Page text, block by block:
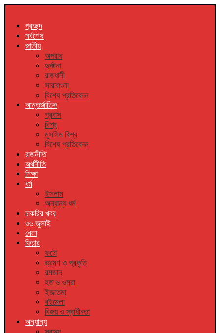
প্রচ্ছদ
সর্বশেষ
জাতীয়
অপরাধ
দুর্ঘটনা
রাজধানী
সারাবাংলা
বিশেষ প্রতিবেদন
আন্তর্জাতিক
প্রবাস
বিশ্ব
মুসলিম বিশ্ব
বিশেষ প্রতিবেদন
রাজনীতি
অর্থনীতি
শিক্ষা
ধর্ম
ইসলাম
অন্যান্য ধর্ম
চাকরির খবর
৩৬ জুলাই
খেলা
ফিচার
ফটো
ভ্রমণ ও প্রকৃতি
রমজান
হজ ও ওমরা
ইজতেমা
বইমেলা
বিজয় ও স্বাধীনতা
অন্যান্য